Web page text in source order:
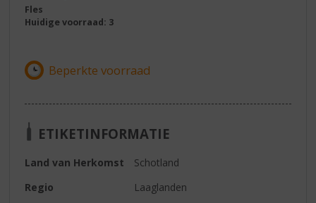
Fles
Huidige voorraad: 3
ETIKETINFORMATIE
Land van Herkomst
Schotland
Regio
Laaglanden